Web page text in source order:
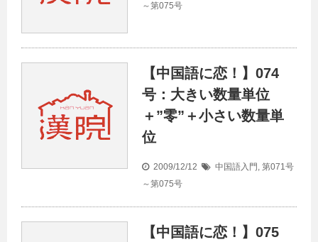
～第075号
【中国語に恋！】074
号：大きい数量単位
＋”零”＋小さい数量単
位
2009/12/12 中国語入門 , 第071号
～第075号
【中国語に恋！】075